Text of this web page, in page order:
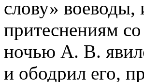
слову» воеводы,
притеснениям
ночью А. В.
и ободрил его,